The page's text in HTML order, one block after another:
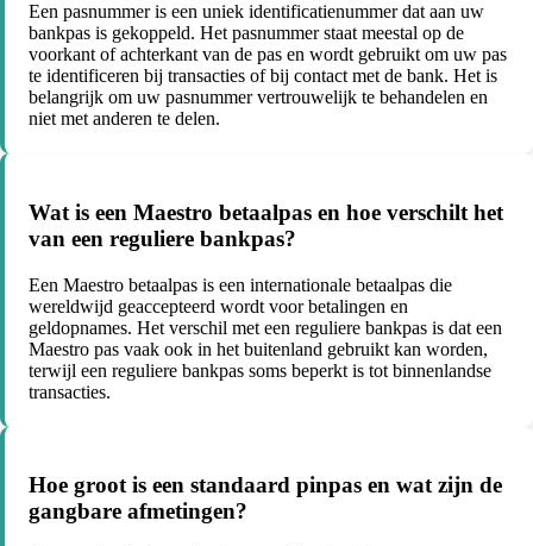
Een pasnummer is een uniek identificatienummer dat aan uw
bankpas is gekoppeld. Het pasnummer staat meestal op de
voorkant of achterkant van de pas en wordt gebruikt om uw pas
te identificeren bij transacties of bij contact met de bank. Het is
belangrijk om uw pasnummer vertrouwelijk te behandelen en
niet met anderen te delen.
Wat is een Maestro betaalpas en hoe verschilt het
van een reguliere bankpas?
Een Maestro betaalpas is een internationale betaalpas die
wereldwijd geaccepteerd wordt voor betalingen en
geldopnames. Het verschil met een reguliere bankpas is dat een
Maestro pas vaak ook in het buitenland gebruikt kan worden,
terwijl een reguliere bankpas soms beperkt is tot binnenlandse
transacties.
Hoe groot is een standaard pinpas en wat zijn de
gangbare afmetingen?